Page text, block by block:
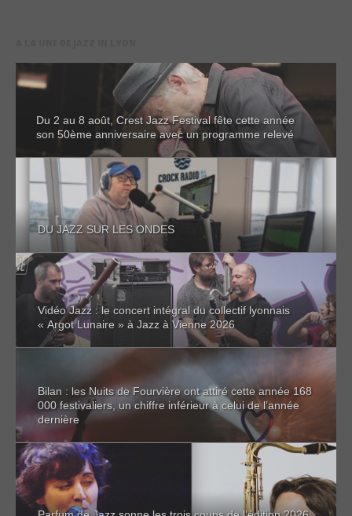
Du 2 au 8 août, Crest Jazz Festival fête cette année
son 50ème anniversaire avec un programme relevé
DU JAZZ SUR LES ONDES
Vidéo Jazz : le concert intégral du collectif lyonnais
« Argot Lunaire » à Jazz à Vienne 2026
Bilan : les Nuits de Fourvière ont attiré cette année 168
000 festivaliers, un chiffre inférieur à celui de l’année
dernière